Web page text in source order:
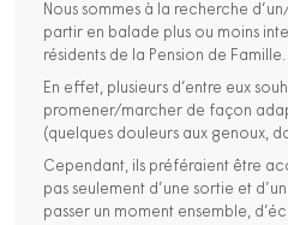
Nous sommes à la recherche
partir en balade plus ou moins
résidents de la Pension de Famille.
En effet, plusieurs d’entre eux
promener/marcher de façon
(quelques douleurs aux genoux,
Cependant, ils préféraient être
pas seulement d’une sortie et
passer un moment ensemble,